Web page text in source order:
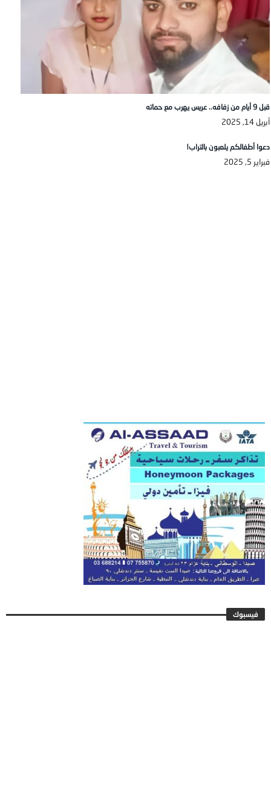
قبل 9 أيام من زفافه.. عريس يهرب مع حماته
أبريل 14, 2025
دعوا أطفالكم يلعبون بالتراب!
فبراير 5, 2025
فيسبوك